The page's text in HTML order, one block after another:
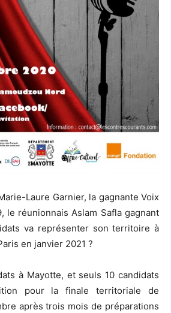
Laure Garnier, la gagnante Voix
le réunionnais Aslam Safla gagnant
va représenter son territoire à
en janvier 2021 ?
à Mayotte, et seuls 10 candidats
pour la finale territoriale de
après trois mois de préparations